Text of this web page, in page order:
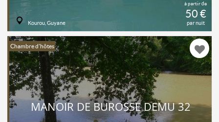
à partir de
50 €
par nuit
Kourou, Guyane
Chambre d'hôtes
MANOIR DE BUROSSE DEMU 32